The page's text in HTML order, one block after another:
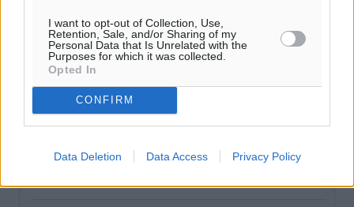
I want to opt-out of Collection, Use,
Retention, Sale, and/or Sharing of my
Personal Data that Is Unrelated with the
Purposes for which it was collected.
Opted In
CONFIRM
Data Deletion Data Access Privacy Policy
Ροή ειδήσεων
Ρόδο ο Πρέσβης της Βραζιλίας στην Ελλάδα